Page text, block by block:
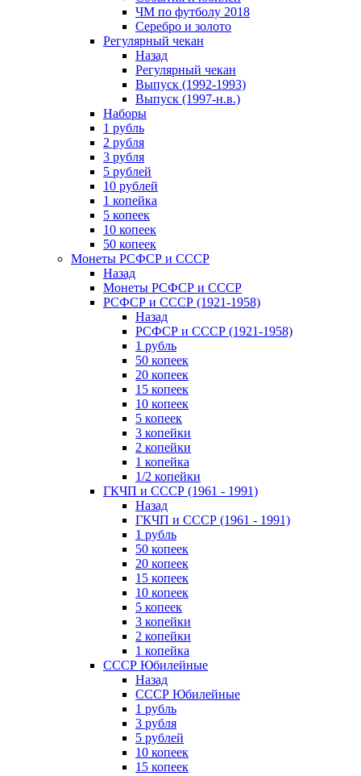
ЧМ по футболу 2018
Серебро и золото
Регулярный чекан
Назад
Регулярный чекан
Выпуск (1992-1993)
Выпуск (1997-н.в.)
Наборы
1 рубль
2 рубля
3 рубля
5 рублей
10 рублей
1 копейка
5 копеек
10 копеек
50 копеек
Монеты РСФСР и СССР
Назад
Монеты РСФСР и СССР
РСФСР и СССР (1921-1958)
Назад
РСФСР и СССР (1921-1958)
1 рубль
50 копеек
20 копеек
15 копеек
10 копеек
5 копеек
3 копейки
2 копейки
1 копейка
1/2 копейки
ГКЧП и СССР (1961 - 1991)
Назад
ГКЧП и СССР (1961 - 1991)
1 рубль
50 копеек
20 копеек
15 копеек
10 копеек
5 копеек
3 копейки
2 копейки
1 копейка
СССР Юбилейные
Назад
СССР Юбилейные
1 рубль
3 рубля
5 рублей
10 копеек
15 копеек